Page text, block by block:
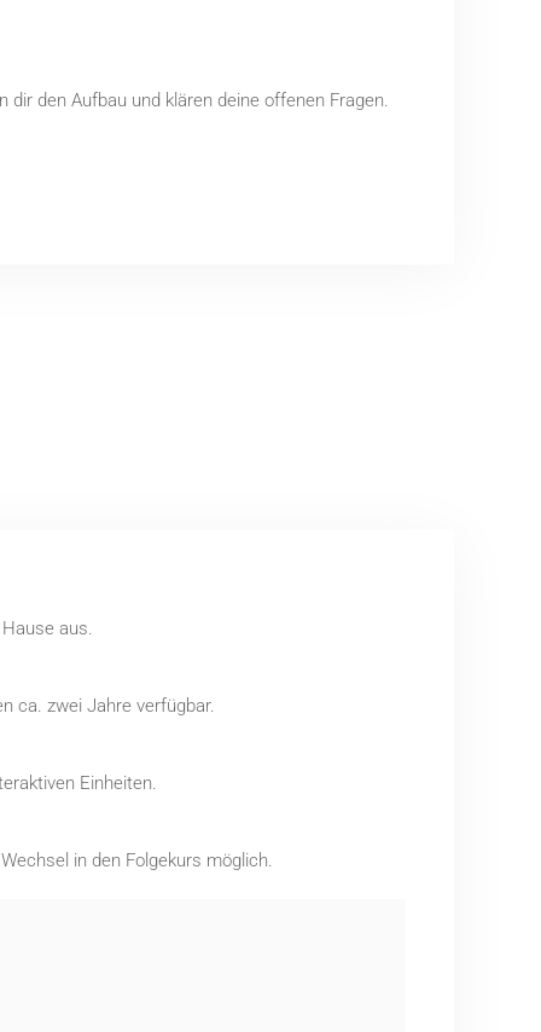
den Aufbau und klären deine offenen Fragen.
aus.
ca. zwei Jahre verfügbar.
Einheiten.
in den Folgekurs möglich.